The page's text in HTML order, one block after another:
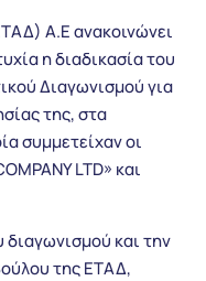
Α.Ε ανακοινώνει
η διαδικασία του
Διαγωνισμού για
της, στα
συμμετείχαν οι
LTD» και
και την
της ΕΤΑΔ,